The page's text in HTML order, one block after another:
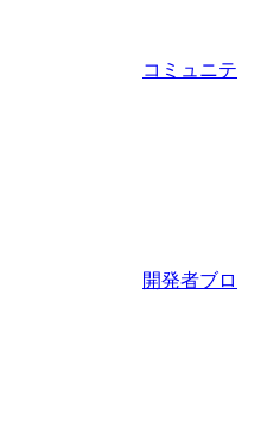
コミュニテ
開発者ブロ